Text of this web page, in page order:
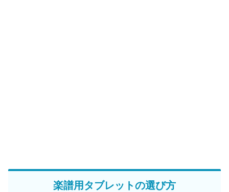
楽譜用タブレットの選び方